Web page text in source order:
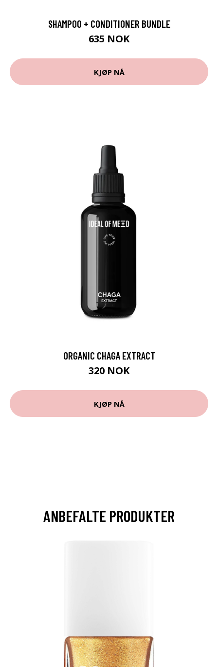
SHAMPOO + CONDITIONER BUNDLE
635 NOK
KJØP NÅ
ORGANIC CHAGA EXTRACT
320 NOK
KJØP NÅ
ANBEFALTE PRODUKTER